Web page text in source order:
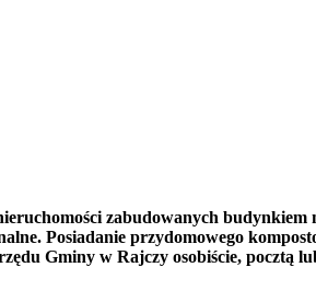
zabudowanych
Posiadanie przydomowego
Gminy w Rajczy osobiście,